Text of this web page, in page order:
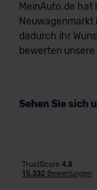
MeinAuto.de hat
Neuwagenmarkt
dadurch ihr
bewerten
Sehen Sie sich